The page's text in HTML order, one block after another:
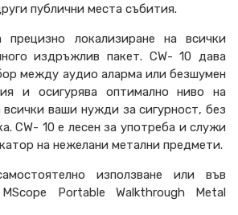
публични места събития.
прецизно локализиране на всички
издръжлив пакет. CW- 10 дава
между аудио аларма или безшумен
и осигурява оптимално ниво на
всички ваши нужди за сигурност, без
. CW- 10 е лесен за употреба и служи
на нежелани метални предмети.
но използване или във
Portable Walkthrough Metal